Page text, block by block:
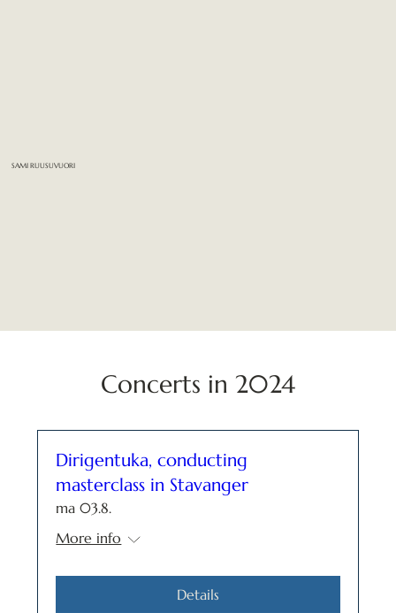
SAMI RUUSUVUORI
Concerts in 2024
Dirigentuka, conducting
masterclass in Stavanger
ma 03.8.
More info
Details